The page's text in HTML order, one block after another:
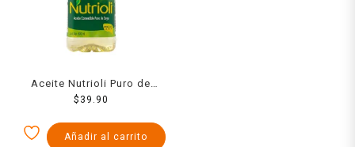
Aceite Nutrioli Puro de
Soya 800 ml
$ 39.90
Añadir al carrito